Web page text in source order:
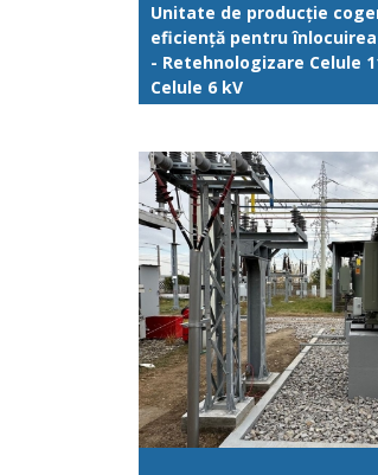
Unitate de producție
eficiență pentru
- Retehnologizare Celule
Celule 6 kV